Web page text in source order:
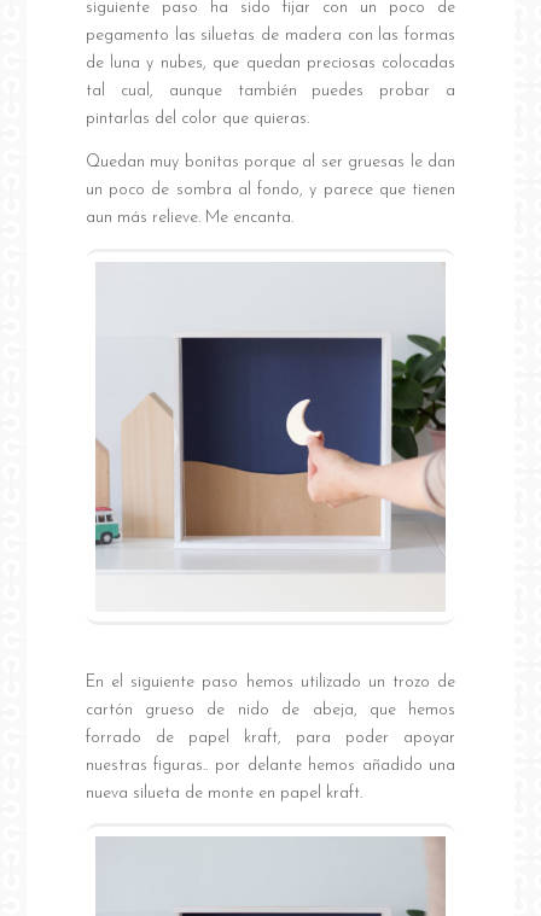
siguiente paso ha sido fijar con un poco de
pegamento las siluetas de madera con las formas
de luna y nubes, que quedan preciosas colocadas
tal cual, aunque también puedes probar a
pintarlas del color que quieras.
Quedan muy bonitas porque al ser gruesas le dan
un poco de sombra al fondo, y parece que tienen
aun más relieve. Me encanta.
En el siguiente paso hemos utilizado un trozo de
cartón grueso de nido de abeja, que hemos
forrado de papel kraft, para poder apoyar
nuestras figuras.. por delante hemos añadido una
nueva silueta de monte en papel kraft.